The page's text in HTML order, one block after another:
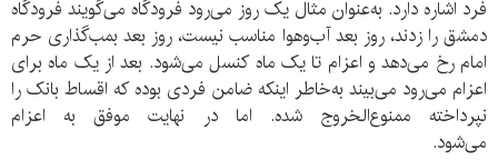
فرد اشاره دارد. به‌عنوان مثال یک روز می‌رود فرودگاه می‌گویند فرودگاه
دمشق را زدند، روز بعد آب‌وهوا مناسب نیست، روز بعد بمب‌گذاری حرم
امام رخ می‌دهد و اعزام تا یک ماه کنسل می‌شود. بعد از یک ماه برای
اعزام می‌رود می‌بیند به‌خاطر اینکه ضامن فردی بوده که اقساط بانک را
نپرداخته ممنوع‌الخروج شده. اما در نهایت موفق به اعزام
می‌شود.